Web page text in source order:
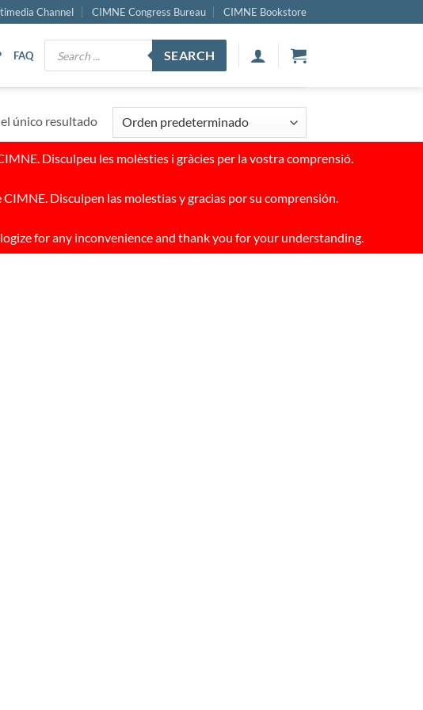
Channel CIMNE Congress Bureau CIMNE Bookstore
FAQ
Products
search
SEARCH
único resultado
Disculpeu les molèsties i gràcies per la vostra comprensió.
Disculpen las molestias y gracias por su comprensión.
for any inconvenience and thank you for your understanding.